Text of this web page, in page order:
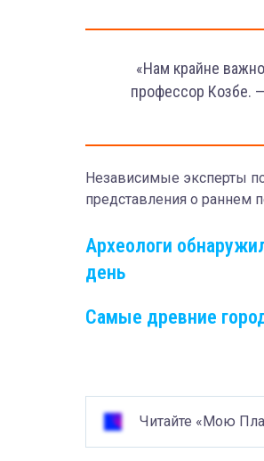
«Нам крайне
профессор Козбе.
Независимые эксперты
представления о раннем
Археологи
день
Самые древние
Читайте «Мою